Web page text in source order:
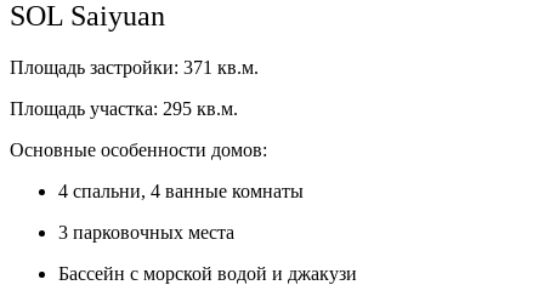
SOL Saiyuan
Площадь застройки: 371 кв.м.
Площадь участка: 295 кв.м.
Основные особенности домов:
4 спальни, 4 ванные комнаты
3 парковочных места
Бассейн с морской водой и джакузи